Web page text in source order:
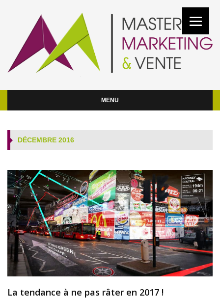
MENU
DÉCEMBRE 2016
La tendance à ne pas râter en 2017 !